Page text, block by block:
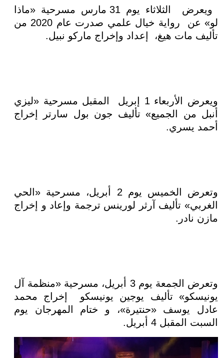
ويعرض الثلاثاء يوم 31 مارس مسرحية «ماذا
لو» عن رواية خيال علمي صدرت عام 2020 من
تأليف مات هيغ، إعداد وإخراج ماركو نبيل.
ويعرض الأربعاء 1 إبريل المقبل مسرحية «ليزي
أنبل من الجميع» تأليف جون بول سارتر إخراج
أحمد يسري.
وتعرض الخميس يوم 2 أبريل، مسرحية «الحي
الغربي» تأليف آرثر لورينس ترجمة وإعاد و إخراج
مازن نادر.
وتعرض الجمعة يوم 3 أبريل، مسرحية «منظمة آل
يونيسكو» تأليف يوجين يونيسكو إخراج محمد
عادل يوسف «حنتيرة»، و ختام المهرجان يوم
السبت المقبل 4 أبريل.